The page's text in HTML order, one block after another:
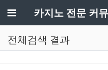
메뉴카지노 전문 커
전체검색 결과